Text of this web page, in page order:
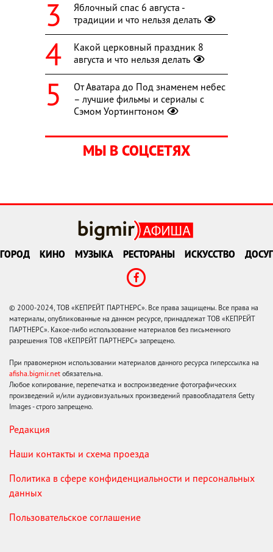
Яблочный спас 6 августа -
традиции и что нельзя делать
Какой церковный праздник 8
августа и что нельзя делать
От Аватара до Под знаменем небес
– лучшие фильмы и сериалы с
Сэмом Уортингтоном
МЫ В СОЦСЕТЯХ
ГОРОД КИНО МУЗЫКА РЕСТОРАНЫ ИСКУССТВО ДОСУГ
© 2000-2024, ТОВ «КЕПРЕЙТ ПАРТНЕРС». Все права защищены. Все права на
материалы, опубликованные на данном ресурсе, принадлежат ТОВ «КЕПРЕЙТ
ПАРТНЕРС». Какое-либо использование материалов без письменного
разрешения ТОВ «КЕПРЕЙТ ПАРТНЕРС» запрещено.
При правомерном использовании материалов данного ресурса гиперссылка на
afisha.bigmir.net обязательна.
Любое копирование, перепечатка и воспроизведение фотографических
произведений и/или аудиовизуальных произведений правообладателя Getty
Images - строго запрещено.
Редакция
Наши контакты и схема проезда
Политика в сфере конфиденциальности и персональных
данных
Пользовательское соглашение